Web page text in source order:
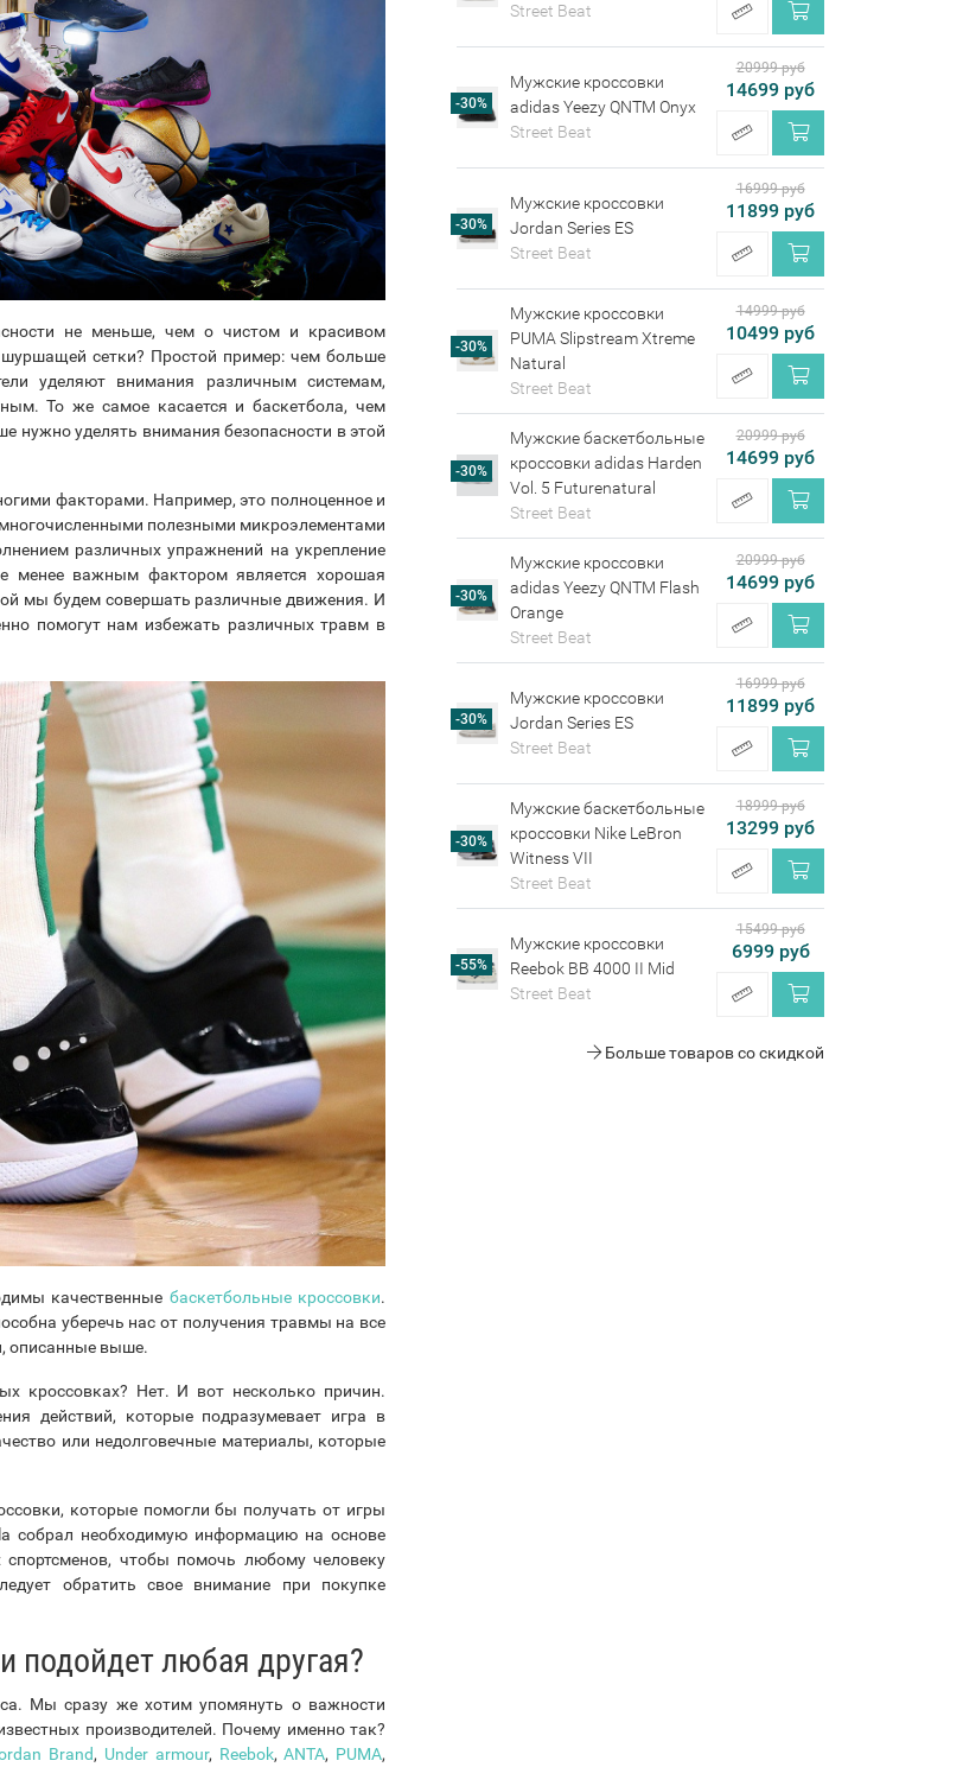
не меньше, чем о чистом и красивом
сетки? Простой пример: чем больше
уделяют внимания различным системам,
То же самое касается и баскетбола, чем
уделять внимания безопасности в этой
факторами. Например, это полноценное и
полезными микроэлементами
различных упражнений на укрепление
менее важным фактором является хорошая
мы будем совершать различные движения. И
помогут нам избежать различных травм в
качественные баскетбольные кроссовки.
уберечь нас от получения травмы на все
описанные выше.
кроссовках? Нет. И вот несколько причин.
действий, которые подразумевает игра в
или недолговечные материалы, которые
которые помогли бы получать от игры
собрал необходимую информацию на основе
чтобы помочь любому человеку
обратить свое внимание при покупке
подойдет любая другая?
Мы сразу же хотим упомянуть о важности
производителей. Почему именно так?
Brand, Under armour, Reebok,ANTA, PUMA,
Street Beat
-30%
Мужские кроссовки
adidas Yeezy QNTM Onyx
Street Beat
20999 руб
14699 руб
-30%
Мужские кроссовки
Jordan Series ES
Street Beat
16999 руб
11899 руб
-30%
Мужские кроссовки
PUMA Slipstream Xtreme
Natural
Street Beat
14999 руб
10499 руб
-30%
Мужские баскетбольные
кроссовки adidas Harden
Vol. 5 Futurenatural
Street Beat
20999 руб
14699 руб
-30%
Мужские кроссовки
adidas Yeezy QNTM Flash
Orange
Street Beat
20999 руб
14699 руб
-30%
Мужские кроссовки
Jordan Series ES
Street Beat
16999 руб
11899 руб
-30%
Мужские баскетбольные
кроссовки Nike LeBron
Witness VII
Street Beat
18999 руб
13299 руб
-55%
Мужские кроссовки
Reebok BB 4000 II Mid
Street Beat
15499 руб
6999 руб
Больше товаров со скидкой